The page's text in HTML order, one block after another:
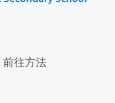
前往方法